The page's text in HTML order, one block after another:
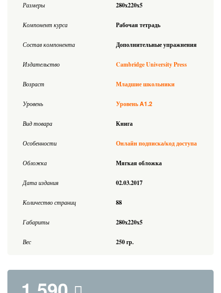
Размеры 280x220x5
Компонент курса Рабочая тетрадь
Состав компонента Дополнительные упражнения
Издательство Cambridge University Press
Возраст Младшие школьники
Уровень УровеньA1.2
Вид товара Книга
Особенности Онлайн подписка/код доступа
Обложка Мягкая обложка
Дата издания 02.03.2017
Количество страниц 88
Габариты 280x220x5
Вес 250 гр.